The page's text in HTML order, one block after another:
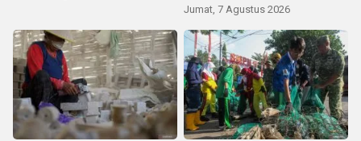
Jumat, 7 Agustus 2026